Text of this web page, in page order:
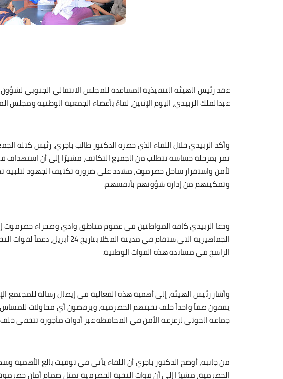
عقد رئيس الهيئة التنفيذية المساعدة للمجلس الانتقالي الجنوبي
عبدالملك الزبيدي، اليوم الإثنين، لقاءً بأعضاء الجمعية الوطنية ومجلس
وأكد الزبيدي خلال اللقاء الذي حضره الدكتور طالب باجري، رئيس كتلة
تمر بمرحلة حساسة تتطلب من الجميع التكاتف، مشيرًا إلى أن استهداف
لأمن واستقرار ساحل حضرموت، مشدد على ضرورة تكثيف الجهود
وتمكينهم من إدارة شؤونهم بأنفسهم.
ودعا الزبيدي كافة المواطنين في عموم مناطق وادي وصحراء حضرموت
الجماهيرية التي ستقام في مدينة
الراسخ في مساندة هذه القوات الوطنية.
وأشار رئيس الهيئة، إلى أهمية هذه الفعالية في إيصال رسالة للمجتمع
يقفون صفاً واحداً خلف نخبتهم الحضرمية، ويرفضون أي محاولات
جماعة الحوثي لزعزعة الأمن في المحافظة عبر أدوات مأجورة تتخفى خلف
من جانبه، أوضح الدكتور باجري أن اللقاء يأتي في توقيت بالغ
الحضرمية، مشيرًا إلى أن قوات النخبة الحضرمية تمثل صمام أمان